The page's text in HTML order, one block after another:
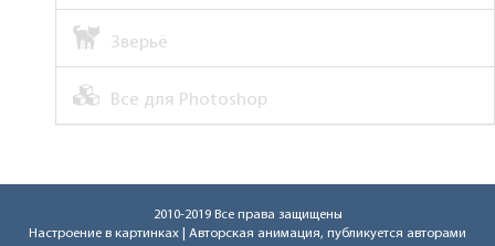
Зверьё
Все для Photoshop
2010-2019 Все права защищены
Настроение в картинках | Авторская анимация, публикуется авторами